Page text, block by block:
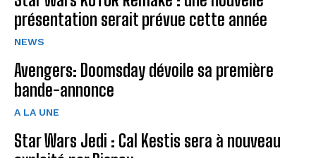
présentation serait prévue cette année
NEWS
Avengers: Doomsday dévoile sa première
bande-annonce
A LA UNE
Star Wars Jedi : Cal Kestis sera à nouveau